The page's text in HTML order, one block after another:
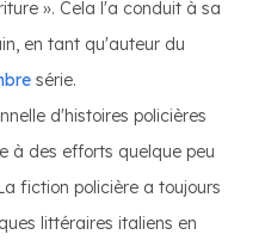
». Cela l'a conduit à sa
en tant qu'auteur du
série.
d'histoires policières
à des efforts quelque peu
fiction policière a toujours
littéraires italiens en